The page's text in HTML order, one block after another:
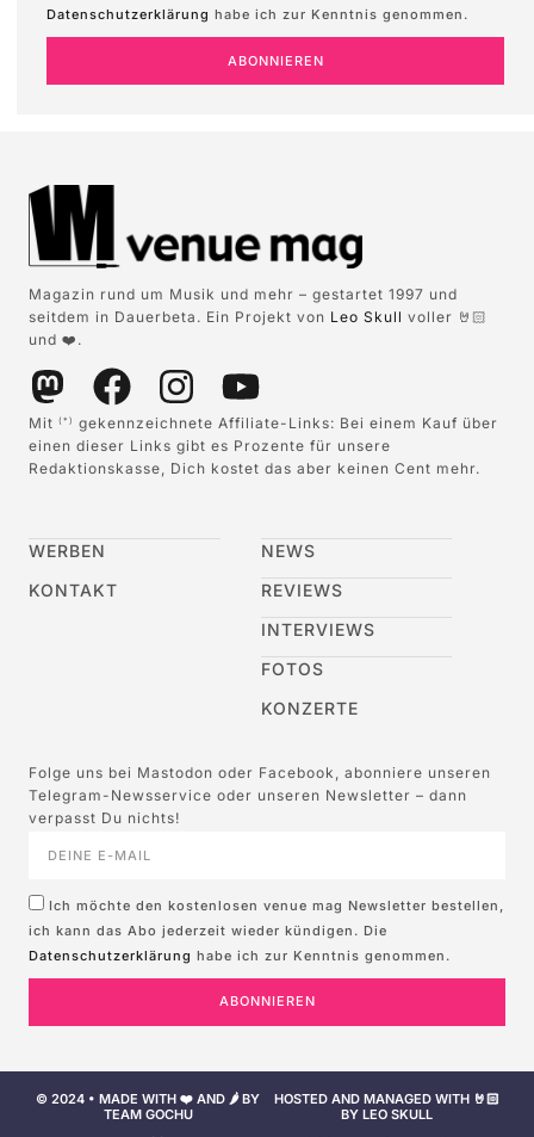
Datenschutzerklärung habe ich zur Kenntnis genommen.
ABONNIEREN
Magazin rund um Musik und mehr – gestartet 1997 und
seitdem in Dauerbeta. Ein Projekt von Leo Skull voller 🤘🏻
und ❤️.
Mit (*)
gekennzeichnete Affiliate-Links: Bei einem Kauf über
einen dieser Links gibt es Prozente für unsere
Redaktionskasse, Dich kostet das aber keinen Cent mehr.
WERBEN
KONTAKT
NEWS
REVIEWS
INTERVIEWS
FOTOS
KONZERTE
Folge uns bei Mastodon oder Facebook, abonniere unseren
Telegram-Newsservice oder unseren Newsletter – dann
verpasst Du nichts!
Ich möchte den kostenlosen venue mag Newsletter bestellen,
ich kann das Abo jederzeit wieder kündigen. Die
Datenschutzerklärung habe ich zur Kenntnis genommen.
ABONNIEREN
© 2024 • MADE WITH ❤️ AND 🌶️ BY
TEAM GOCHU
HOSTED AND MANAGED WITH 🤘🏻
BY LEO SKULL